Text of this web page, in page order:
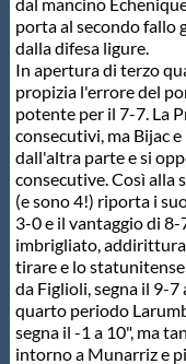
Intranet
Webmail
Contatti
Mappa del sito
porta al secondo fallo
dalla difesa ligure.
In apertura di terzo
propizia l'errore del
potente per il 7-7. La
consecutivi, ma Bijac
dall'altra parte e si
consecutive. Così alla
(e sono 4!) riporta i
3-0 e il vantaggio di
imbrigliato, addirittura
tirare e lo
da Figlioli, segna il 9-
quarto periodo
segna il -1 a 10", ma
intorno a Munarriz e